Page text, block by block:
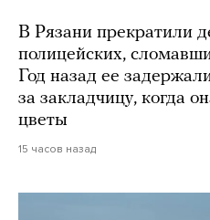
В Рязани прекратили
полицейских,
Год назад ее
за закладчицу, когда
цветы
15 часов назад